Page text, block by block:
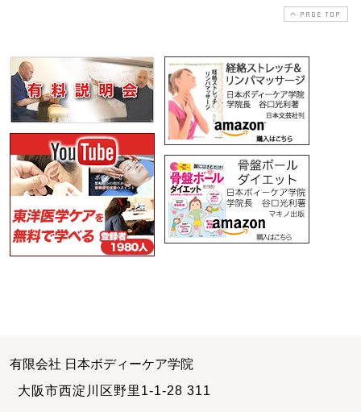
PAGE TOP
有限会社 日本ボディーケア学院
大阪市西淀川区野里1-1-28 311